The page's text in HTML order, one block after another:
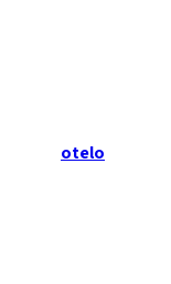
otelo